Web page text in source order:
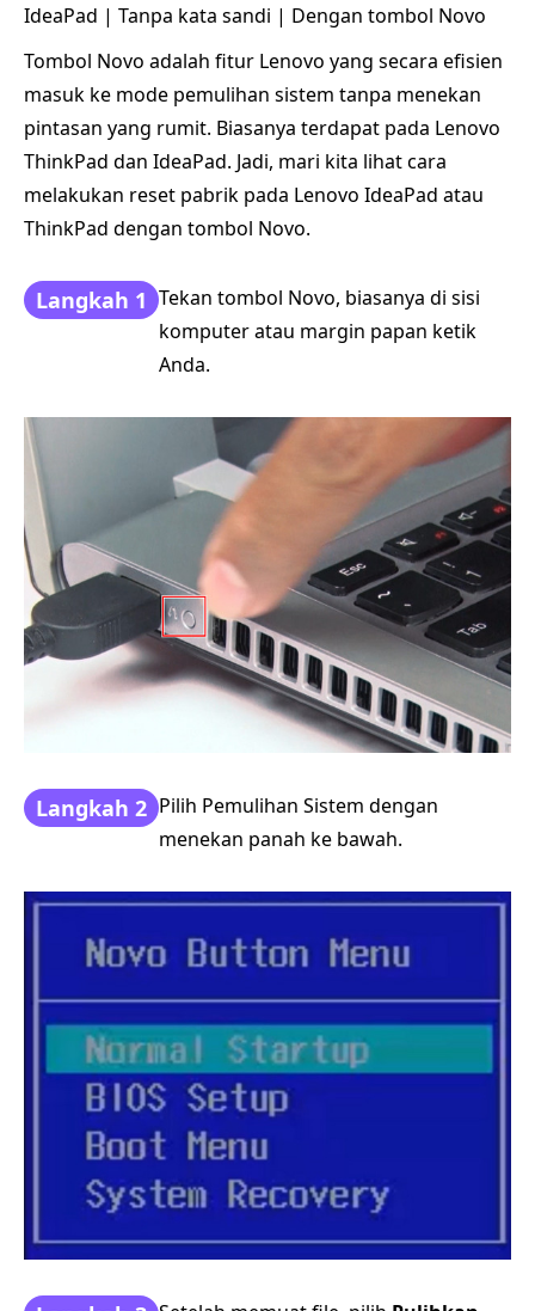
IdeaPad | Tanpa kata sandi | Dengan tombol Novo
Tombol Novo adalah fitur Lenovo yang secara efisien
masuk ke mode pemulihan sistem tanpa menekan
pintasan yang rumit. Biasanya terdapat pada Lenovo
ThinkPad dan IdeaPad. Jadi, mari kita lihat cara
melakukan reset pabrik pada Lenovo IdeaPad atau
ThinkPad dengan tombol Novo.
Langkah 1 Tekan tombol Novo, biasanya di sisi
komputer atau margin papan ketik
Anda.
Langkah 2 Pilih Pemulihan Sistem dengan
menekan panah ke bawah.